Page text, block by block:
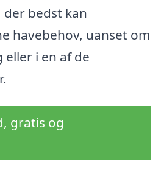
bedst kan
havebehov, uanset om
eller i en af de
gratis og